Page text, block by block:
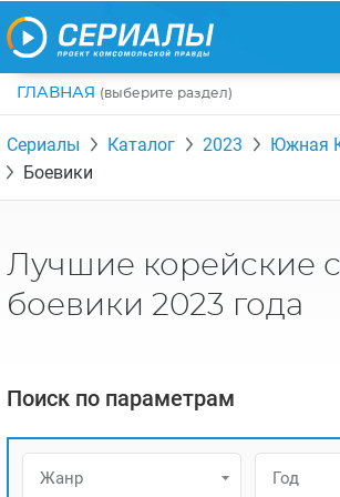
ГЛАВНАЯ (выберите раздел)
ПО ЖАНРАМ
КОМЕДИИ
УЖАСЫ
БОЕВИКИ
КРИМИНАЛ
ПО СТРАНАМ
РОССИЯ
АНГЛИЯ
КАНАДА
НА ВЫХОДНЫЕ
НОВОСТИ
НОВОСТИ ТУРЕЦКИХ СЕРИАЛОВ
ИНТЕРВЬЮ
Сериалы Каталог 2023
Южная
Боевики
Лучшие корейские
боевики 2023 года
Поиск по параметрам
Жанр Год